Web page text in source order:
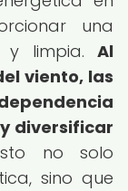
una
y limpia. Al
viento, las
diversificar
no solo
sino que